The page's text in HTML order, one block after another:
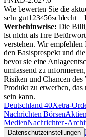
Wie bewerten Sie die
sehr gut1 23456schlecht
Werbehinweise: Die
ist nicht als ihre
verstehen. Wir empfehlen
den Basisprospekt und
bevor sie eine
umfassend zu
Risiken und Chancen
Produkt zu erwerben, das
sein kann.
Deutschland 40Xetra-
Nachrichten Börsen
MedienNachrichten-
Datenschutzeinstellungen